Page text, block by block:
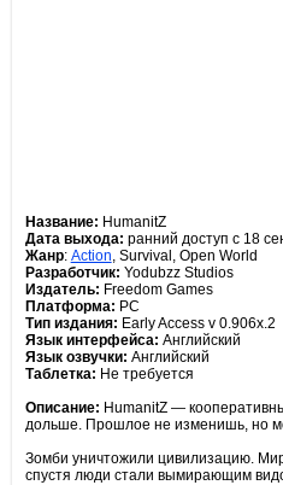
Название: HumanitZ
Дата выхода: ранний доступ с 18
Жанр: Action, Survival, Open World
Разработчик: Yodubzz Studios
Издатель: Freedom Games
Платформа: PC
Тип издания: Early Access v 0.906x.2
Язык интерфейса: Английский
Язык озвучки: Английский
Таблетка: Не требуется
Описание: HumanitZ —
дольше. Прошлое не изменишь, но
Зомби уничтожили цивилизацию.
спустя люди стали вымирающим